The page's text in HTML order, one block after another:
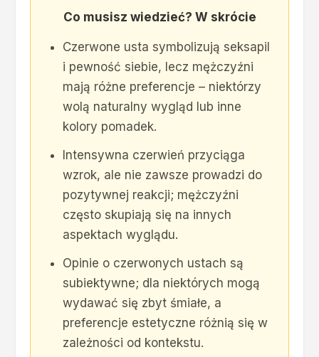
Co musisz wiedzieć? W skrócie
Czerwone usta symbolizują seksapil
i pewność siebie, lecz mężczyźni
mają różne preferencje – niektórzy
wolą naturalny wygląd lub inne
kolory pomadek.
Intensywna czerwień przyciąga
wzrok, ale nie zawsze prowadzi do
pozytywnej reakcji; mężczyźni
często skupiają się na innych
aspektach wyglądu.
Opinie o czerwonych ustach są
subiektywne; dla niektórych mogą
wydawać się zbyt śmiałe, a
preferencje estetyczne różnią się w
zależności od kontekstu.